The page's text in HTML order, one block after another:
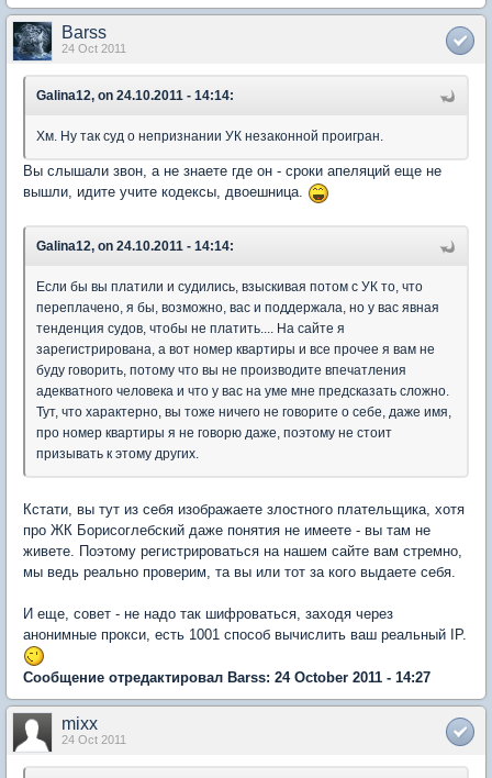
Barss
24 Oct 2011
Galina12, on 24.10.2011 - 14:14:
Хм. Ну так суд о непризнании УК незаконной проигран.
Вы слышали звон, а не знаете где он - сроки апеляций еще не
вышли, идите учите кодексы, двоешница.
Galina12, on 24.10.2011 - 14:14:
Если бы вы платили и судились, взыскивая потом с УК то, что
переплачено, я бы, возможно, вас и поддержала, но у вас явная
тенденция судов, чтобы не платить.... На сайте я
зарегистрирована, а вот номер квартиры и все прочее я вам не
буду говорить, потому что вы не производите впечатления
адекватного человека и что у вас на уме мне предсказать сложно.
Тут, что характерно, вы тоже ничего не говорите о себе, даже имя,
про номер квартиры я не говорю даже, поэтому не стоит
призывать к этому других.
Кстати, вы тут из себя изображаете злостного плательщика, хотя
про ЖК Борисоглебский даже понятия не имеете - вы там не
живете. Поэтому регистрироваться на нашем сайте вам стремно,
мы ведь реально проверим, та вы или тот за кого выдаете себя.
И еще, совет - не надо так шифроваться, заходя через
анонимные прокси, есть 1001 способ вычислить ваш реальный IP.
Сообщение отредактировал Barss: 24 October 2011 - 14:27
mixx
24 Oct 2011